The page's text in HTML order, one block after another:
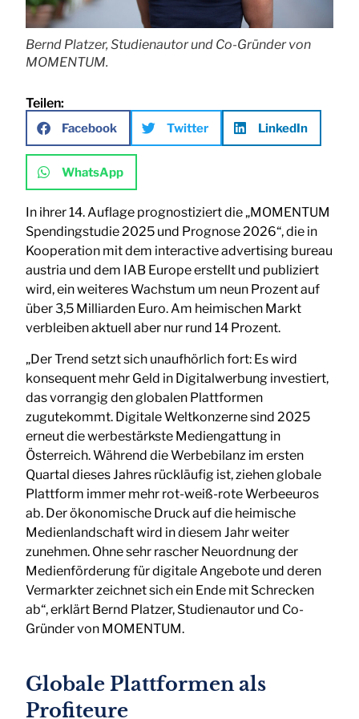
Bernd Platzer, Studienautor und Co-Gründer von
MOMENTUM.
Teilen:
Facebook Twitter LinkedIn
WhatsApp
In ihrer 14. Auflage prognostiziert die „MOMENTUM
Spendingstudie 2025 und Prognose 2026“, die in
Kooperation mit dem interactive advertising bureau
austria und dem IAB Europe erstellt und publiziert
wird, ein weiteres Wachstum um neun Prozent auf
über 3,5 Milliarden Euro. Am heimischen Markt
verbleiben aktuell aber nur rund 14 Prozent.
„Der Trend setzt sich unaufhörlich fort: Es wird
konsequent mehr Geld in Digitalwerbung investiert,
das vorrangig den globalen Plattformen
zugutekommt. Digitale Weltkonzerne sind 2025
erneut die werbestärkste Mediengattung in
Österreich. Während die Werbebilanz im ersten
Quartal dieses Jahres rückläufig ist, ziehen globale
Plattform immer mehr rot-weiß-rote Werbeeuros
ab. Der ökonomische Druck auf die heimische
Medienlandschaft wird in diesem Jahr weiter
zunehmen. Ohne sehr rascher Neuordnung der
Medienförderung für digitale Angebote und deren
Vermarkter zeichnet sich ein Ende mit Schrecken
ab“, erklärt Bernd Platzer, Studienautor und Co-
Gründer von MOMENTUM.
Globale Plattformen als
Profiteure